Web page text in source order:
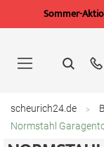
Sommer-
springen
scheurich24.de
Normstahl